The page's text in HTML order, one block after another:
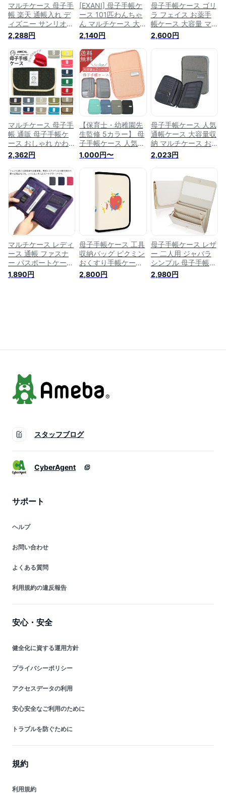
マルチケース 母子手
帳 楽天 通帳入れ デ
ィズニー サンリオ
通帳ケース 母子手帳
ケース ジャバラ お
しゃれ かわいい キ
ャラクター お薬手帳
おくすり手帳 カード
ケース 診察券 保険
証 保険証ケース 保
険証入れ カ
2,288円
[EXANI] 母子手帳ケ
ース 101匹わんちゃ
ん マルチケース 大
容量 お薬手帳 通帳
入れ 保険証/診察券/
キャッシュカード/旅
行券収納ケース かわ
いい キャラクター
おしゃれ
2,140円
母子手帳ケース ゴリ
ラ フェイス お薬手
帳ケース 大容量 マ
ルチケース 通院ウォ
レット 札入れ 小銭
母子手帳・診察券・
キャッシュカード等
をまとめるのに便利
なケース 工具収納バ
ッグ 母の日 プレゼ
ント
2,600円
マルチケース 母子手
帳 通販 母子手帳ケ
ース おしゃれ かわ
いい シンプル 通帳
ケース パスポートケ
ース 通帳入れ 保険
証 お薬手帳 診察券
カード 通帳 パスポ
ート 診察券管理 通
帳管理 カード 整理
敬老の日 プレゼ
2,362円
【保育士・幼稚園先
生監修 5カラー】 母
子手帳ケース 人気
お薬手帳 ケース 母
子手帳マルチケース
母子手帳手帳ケース
二人用 母子手帳カバ
ー 手帳入れケース
お薬手帳ケース 保険
証ケース 保険証 ケ
ース 通院ケース お
薬手帳 ケース 診察
1,000円〜
母子手帳ケース 人気
通帳ケース 大容量収
納 マルチケース お
薬手帳ケース 母子手
帳カバー 薄型 パス
券 グレー
2,023円
マルチケース レディ
ース 通帳 ファスナ
ー パスポートケース
通帳ケース カードケ
ース ポーチ 母子手
1,890円
母子手帳ケース 工具
収納バッグ ピクミン
おくすり手帳ケース
マルチケース お薬手
帳 財布 小銭入れ 可
2,800円
母子手帳ケース レザ
ー 二人用 ジャバラ
シンプル 母子手帳カ
バー 手触り良い 軽
量 大容量
2,980円
スタッフブログ
CyberAgent
サポート
ヘルプ
お問い合わせ
よくある質問
利用規約の違反報告
安心・安全
健全化に資する運用方針
プライバシーポリシー
アクセスデータの利用
安心安全なご利用のために
トラブルを防ぐために
規約
利用規約